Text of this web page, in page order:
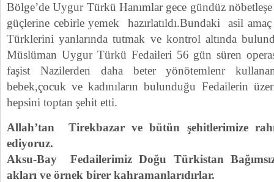
Bölge’de Uygur Türkü Hanımlar gece gündüz
güçlerine cebirle yemek hazırlatıldı.Bundaki asil
Türklerini yanlarında tutmak ve kontrol altında
Müslüman Uygur Türkü Fedaileri 56 gün süren
faşist Nazilerden daha beter yönötemlenr
bebek,çocuk ve kadınıların bulunduğu Fedailerin
hepsini toptan şehit etti.
Allah’tan Tirekbazar ve bütün şehitlerimize
ediyoruz.
Aksu-Bay Fedailerimiz Doğu Türkistan
akları ve örnek birer kahramanlarıdırlar.